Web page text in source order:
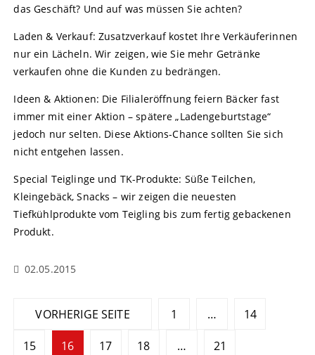
das Geschäft? Und auf was müssen Sie achten?
Laden & Verkauf: Zusatzverkauf kostet Ihre Verkäuferinnen
nur ein Lächeln. Wir zeigen, wie Sie mehr Getränke
verkaufen ohne die Kunden zu bedrängen.
Ideen & Aktionen: Die Filialeröffnung feiern Bäcker fast
immer mit einer Aktion – spätere „Ladengeburtstage“
jedoch nur selten. Diese Aktions-Chance sollten Sie sich
nicht entgehen lassen.
Special Teiglinge und TK-Produkte: Süße Teilchen,
Kleingebäck, Snacks – wir zeigen die neuesten
Tiefkühlprodukte vom Teigling bis zum fertig gebackenen
Produkt.
02.05.2015
VORHERIGE SEITE 1 … 14
15 16 17 18 … 21